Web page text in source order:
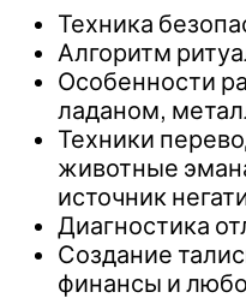
Техника
Алгоритм
Особенности
ладаном,
Техники
животные
источник
Диагностика
Создание
финансы и